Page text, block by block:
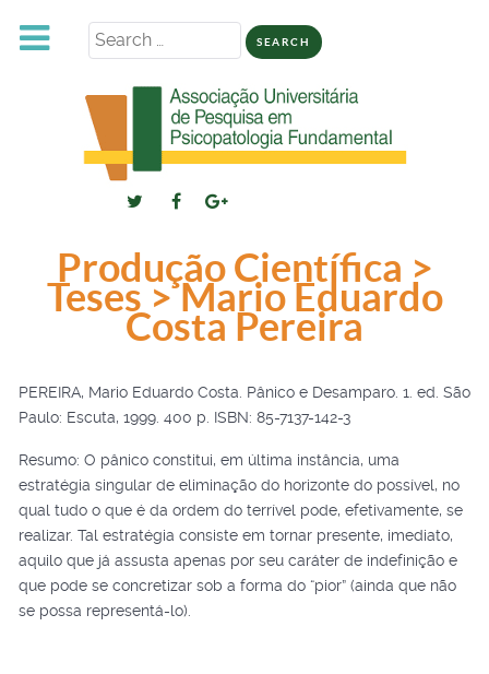
Search
Produção Científica >
Teses > Mario Eduardo
Costa Pereira
PEREIRA, Mario Eduardo Costa. Pânico e Desamparo. 1. ed. São
Paulo: Escuta, 1999. 400 p. ISBN: 85-7137-142-3
Resumo: O pânico constitui, em última instância, uma
estratégia singular de eliminação do horizonte do possível, no
qual tudo o que é da ordem do terrível pode, efetivamente, se
realizar. Tal estratégia consiste em tornar presente, imediato,
aquilo que já assusta apenas por seu caráter de indefinição e
que pode se concretizar sob a forma do “pior” (ainda que não
se possa representá-lo).